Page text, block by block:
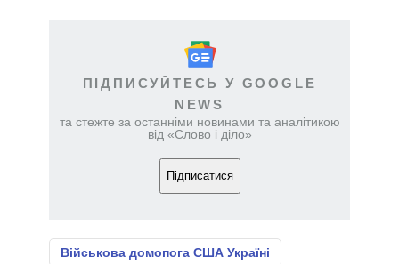
ПІДПИСУЙТЕСЬ У GOOGLE
NEWS
та стежте за останніми новинами та аналітикою
від «Слово і діло»
Підписатися
Військова домопога США Україні